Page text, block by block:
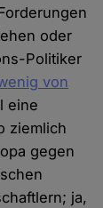
oder
Politiker
von
eine
ziemlich
gegen
ja,